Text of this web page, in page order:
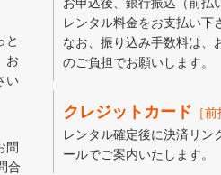
と
お
い
問
合
レンタル料金をお支払い下
なお、振り込み手数料は、
のご負担でお願いします。
クレジットカード ［
レンタル確定後に決済リン
ールでご案内いたします。